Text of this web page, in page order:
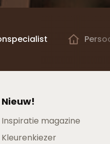
Nieuw!
Inspiratie magazine
Kleurenkiezer